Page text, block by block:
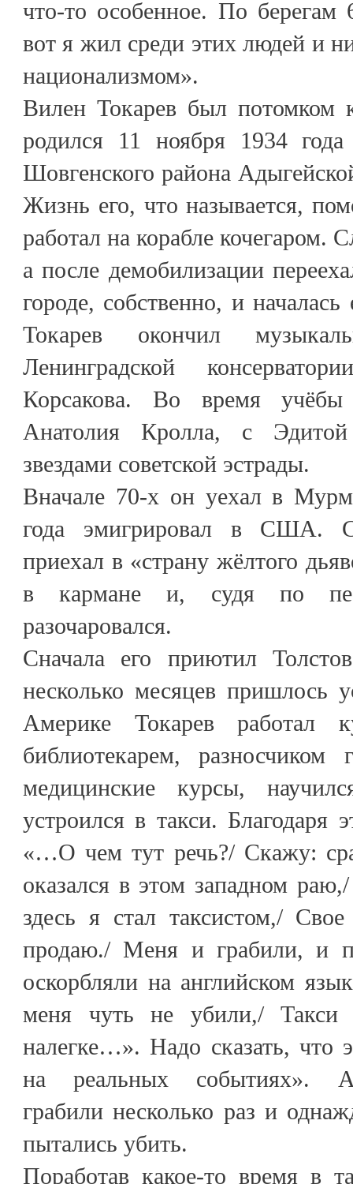
что-то особенное. По
вот я жил среди этих людей и
национализмом».
Вилен Токарев был потомком
родился 11 ноября 1934
Шовгенского района
Жизнь его, что называется,
работал на корабле кочегаром.
а после демобилизации
городе, собственно, и
Токарев окончил
Ленинградской
Корсакова. Во время учёбы
Анатолия Кролла, с
звездами советской эстрады.
Вначале 70-х он уехал в
года эмигрировал в США.
приехал в «страну жёлтого
в кармане и, судя по
разочаровался.
Сначала его приютил
несколько месяцев пришлось
Америке Токарев работал
библиотекарем, разносчиком
медицинские курсы,
устроился в такси. Благодаря
«…О чем тут речь?/ Скажу:
оказался в этом западном
здесь я стал таксистом,/
продаю./ Меня и грабили, и
оскорбляли на английском
меня чуть не убили,/ Такси
налегке…». Надо сказать, что
на реальных событиях».
грабили несколько раз и
пытались убить.
Поработав какое-то время в